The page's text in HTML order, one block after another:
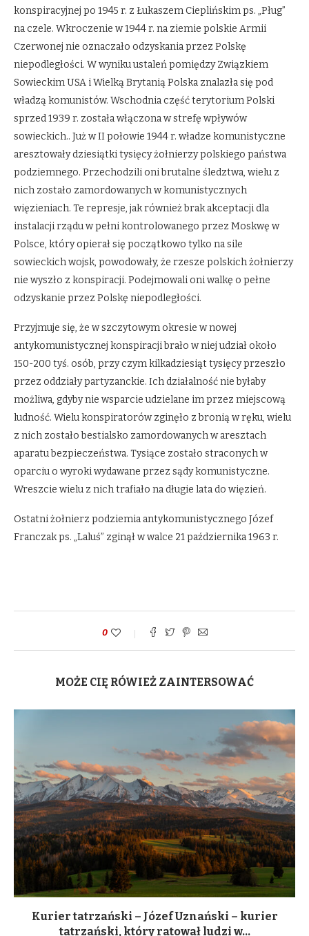
konspiracyjnej po 1945 r. z Łukaszem Cieplińskim ps. „Pług”
na czele. Wkroczenie w 1944 r. na ziemie polskie Armii
Czerwonej nie oznaczało odzyskania przez Polskę
niepodległości. W wyniku ustaleń pomiędzy Związkiem
Sowieckim USA i Wielką Brytanią Polska znalazła się pod
władzą komunistów. Wschodnia część terytorium Polski
sprzed 1939 r. została włączona w strefę wpływów
sowieckich.. Już w II połowie 1944 r. władze komunistyczne
aresztowały dziesiątki tysięcy żołnierzy polskiego państwa
podziemnego. Przechodzili oni brutalne śledztwa, wielu z
nich zostało zamordowanych w komunistycznych
więzieniach. Te represje, jak również brak akceptacji dla
instalacji rządu w pełni kontrolowanego przez Moskwę w
Polsce, który opierał się początkowo tylko na sile
sowieckich wojsk, powodowały, że rzesze polskich żołnierzy
nie wyszło z konspiracji. Podejmowali oni walkę o pełne
odzyskanie przez Polskę niepodległości.
Przyjmuje się, że w szczytowym okresie w nowej
antykomunistycznej konspiracji brało w niej udział około
150-200 tyś. osób, przy czym kilkadziesiąt tysięcy przeszło
przez oddziały partyzanckie. Ich działalność nie byłaby
możliwa, gdyby nie wsparcie udzielane im przez miejscową
ludność. Wielu konspiratorów zginęło z bronią w ręku, wielu
z nich zostało bestialsko zamordowanych w aresztach
aparatu bezpieczeństwa. Tysiące zostało straconych w
oparciu o wyroki wydawane przez sądy komunistyczne.
Wreszcie wielu z nich trafiało na długie lata do więzień.
Ostatni żołnierz podziemia antykomunistycznego Józef
Franczak ps. „Laluś” zginął w walce 21 października 1963 r.
0
MOŻE CIĘ RÓWIEŻ ZAINTERSOWAĆ
Kurier tatrzański – Józef Uznański – kurier
tatrzański, który ratował ludzi w...